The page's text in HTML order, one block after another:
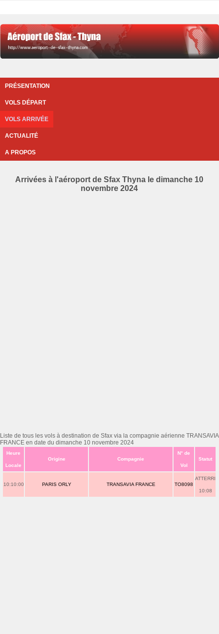
PRÉSENTATION
VOLS DÉPART
VOLS ARRIVÉE
ACTUALITÉ
A PROPOS
Arrivées à l'aéroport de Sfax Thyna le dimanche 10
novembre 2024
Liste de tous les vols à destination de Sfax via la compagnie aérienne TRANSAVIA
FRANCE en date du dimanche 10 novembre 2024
Heure
Locale
Origine Compagnie
N° de
Vol
Statut
10:10:00 PARIS ORLY TRANSAVIA FRANCE TO8098
ATTERRI
10:08